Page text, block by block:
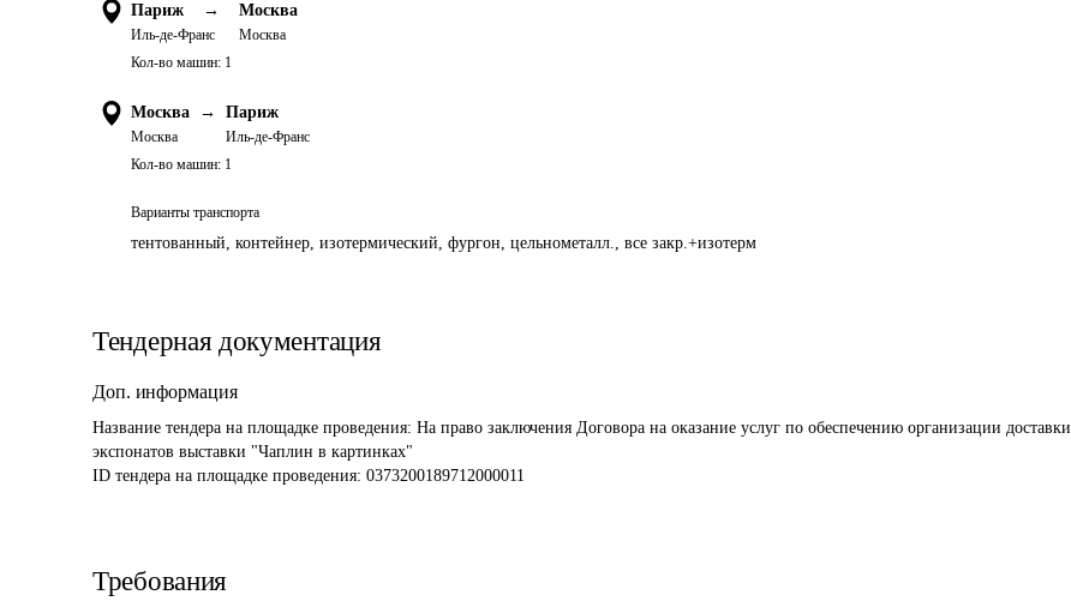
Париж →
Иль-де-Франс
Москва
Москва
Кол-во машин: 1
Москва →
Москва
Париж
Иль-де-Франс
Кол-во машин: 1
Варианты транспорта
тентованный, контейнер, изотермический, фургон, цельнометалл., все закр.+изотерм
Тендерная документация
Доп. информация
Название тендера на площадке проведения: На право заключения Договора на оказание услуг по обеспечению организации доставки
экспонатов выставки "Чаплин в картинках"
ID тендера на площадке проведения: 0373200189712000011
Требования